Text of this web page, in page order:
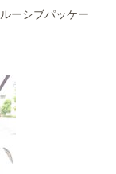
ーシブパッケー